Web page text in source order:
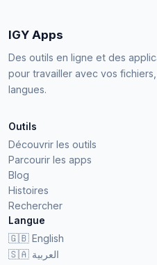
IGY Apps
Des outils en ligne et des
pour travailler avec vos
langues.
Outils
Découvrir les outils
Parcourir les apps
Blog
Histoires
Rechercher
Langue
🇬🇧 English
🇸🇦 العربية